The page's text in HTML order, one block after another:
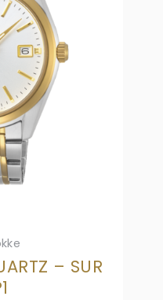
– SUR